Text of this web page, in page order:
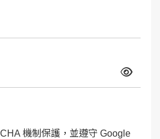
機制保護，並遵守 Google